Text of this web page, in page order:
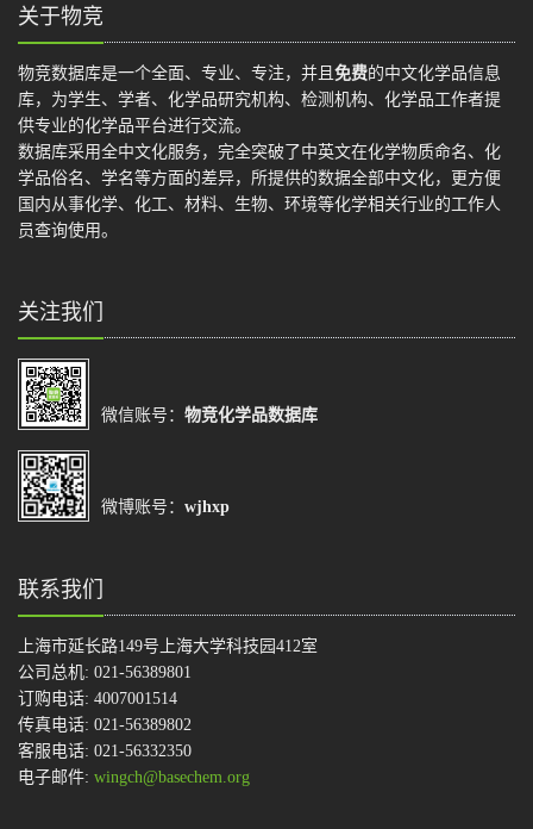
关于物竞
物竞数据库是一个全面、专业、专注，并且 免费的中文化学品信息
库，为学生、学者、化学品研究机构、检测机构、化学品工作者提
供专业的化学品平台进行交流。
数据库采用全中文化服务，完全突破了中英文在化学物质命名、化
学品俗名、学名等方面的差异，所提供的数据全部中文化，更方便
国内从事化学、化工、材料、生物、环境等化学相关行业的工作人
员查询使用。
关注我们
微信账号： 物竞化学品数据库
微博账号： wjhxp
联系我们
上海市延长路149号上海大学科技园412室
公司总机: 021-56389801
订购电话: 4007001514
传真电话: 021-56389802
客服电话: 021-56332350
电子邮件: wingch@basechem.org